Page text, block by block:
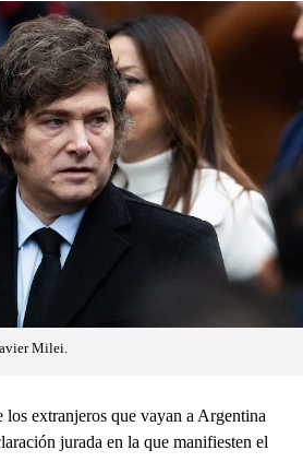
Milei.
los extranjeros que vayan a Argentina
jurada en la que manifiesten el